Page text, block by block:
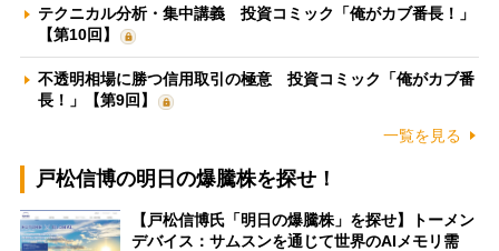
テクニカル分析・集中講義 投資コミック「俺がカブ番長！」
【第10回】
不透明相場に勝つ信用取引の極意 投資コミック「俺がカブ番
長！」【第9回】
一覧を見る
戸松信博の明日の爆騰株を探せ！
【戸松信博氏「明日の爆騰株」を探せ】トーメン
デバイス：サムスンを通じて世界のAIメモリ需